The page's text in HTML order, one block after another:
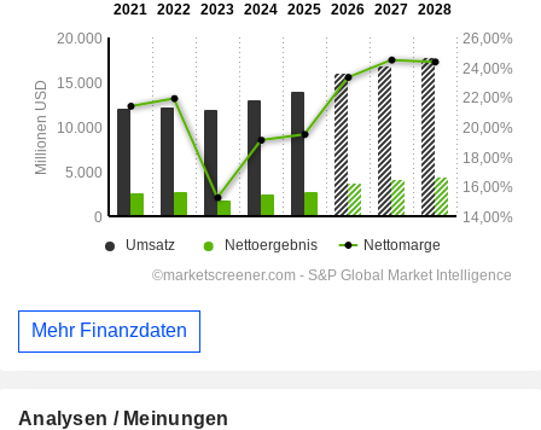
Mehr Finanzdaten
Analysen / Meinungen